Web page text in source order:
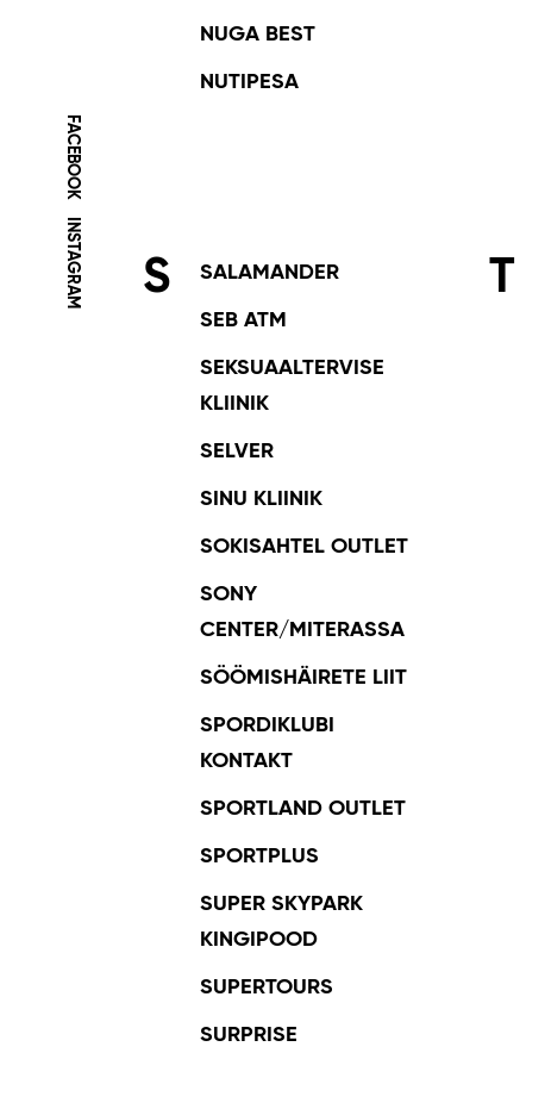
FACEBOOK
INSTAGRAM
NUGA BEST
NUTIPESA
S SALAMANDER
SEB ATM
SEKSUAALTERVISE
KLIINIK
SELVER
SINU KLIINIK
SOKISAHTEL OUTLET
SONY
CENTER/MITERASSA
SÖÖMISHÄIRETE LIIT
SPORDIKLUBI
KONTAKT
SPORTLAND OUTLET
SPORTPLUS
SUPER SKYPARK
KINGIPOOD
SUPERTOURS
SURPRISE
T